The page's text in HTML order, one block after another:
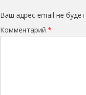
Ваш адрес email не
Комментарий *